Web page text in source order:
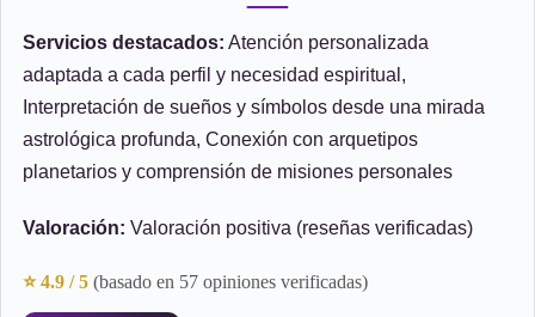
Servicios destacados: Atención personalizada
adaptada a cada perfil y necesidad espiritual,
Interpretación de sueños y símbolos desde una mirada
astrológica profunda, Conexión con arquetipos
planetarios y comprensión de misiones personales
Valoración: Valoración positiva (reseñas verificadas)
⭐ 4.9 / 5 (basado en 57 opiniones verificadas)